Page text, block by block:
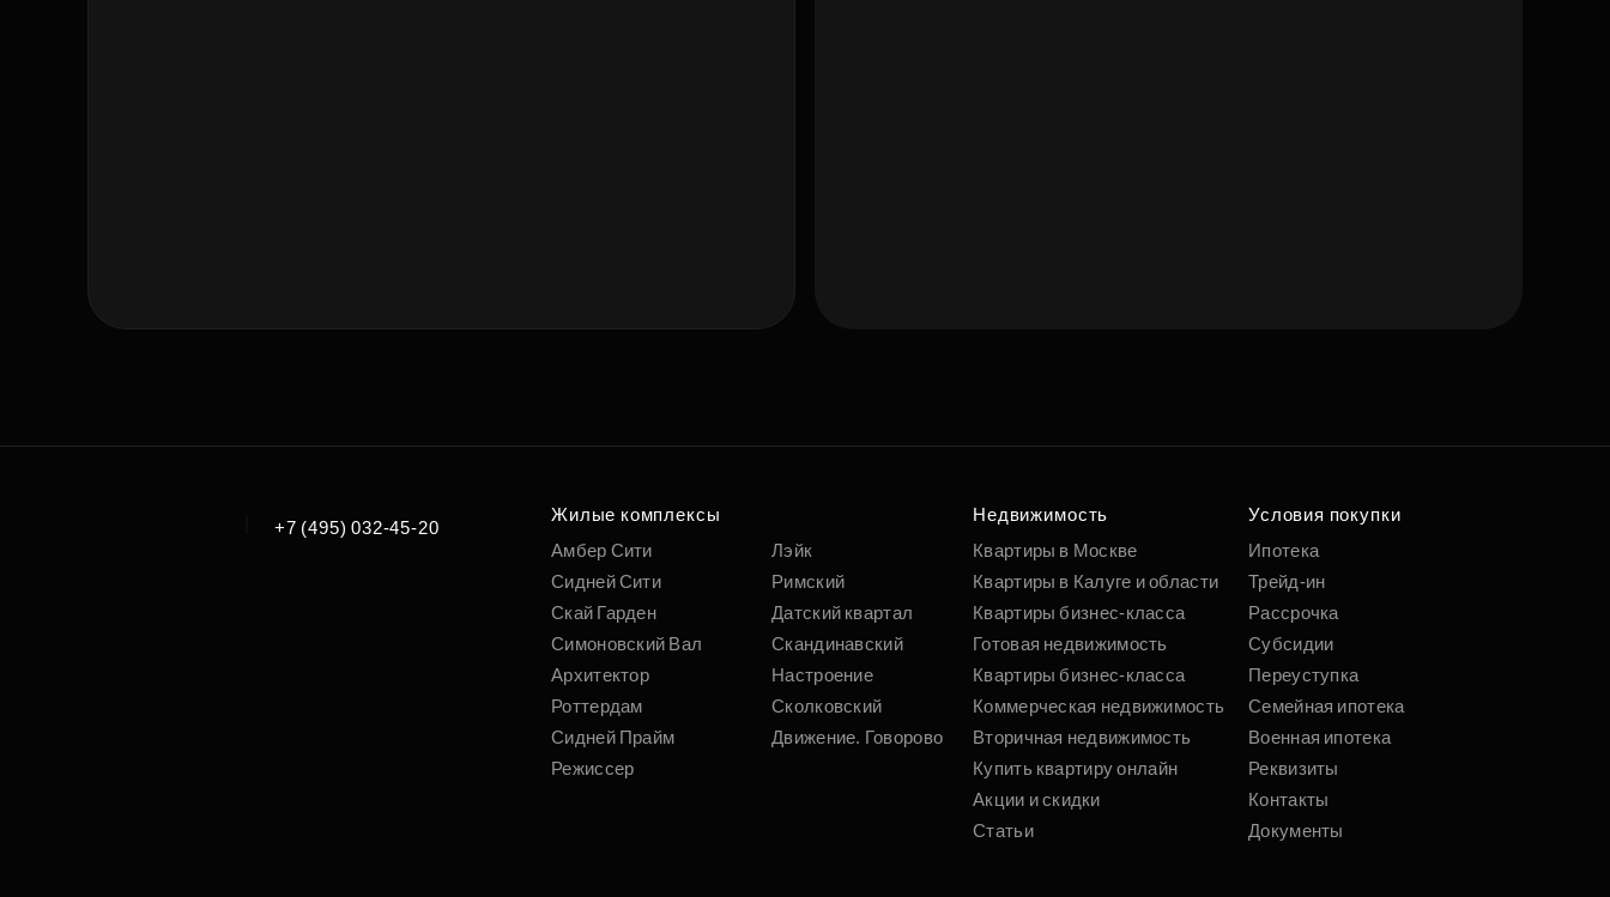
по удобным
вам параметрам
Подобрать
+7 (495) 032-45-20
Жилые комплексы
Амбер Сити
Сидней Сити
Скай Гарден
Симоновский Вал
Архитектор
Роттердам
Сидней Прайм
Режиссер
Лэйк
Римский
Датский квартал
Скандинавский
Настроение
Сколковский
Движение. Говорово
Недвижимость
Квартиры в Москве
Квартиры в Калуге и области
Квартиры бизнес-класса
Готовая недвижимость
Квартиры бизнес-класса
Коммерческая недвижимость
Вторичная недвижимость
Купить квартиру онлайн
Акции и скидки
Статьи
Условия покупки
Ипотека
Трейд-ин
Рассрочка
Субсидии
Переуступка
Семейная ипотека
Военная ипотека
Реквизиты
Контакты
Документы